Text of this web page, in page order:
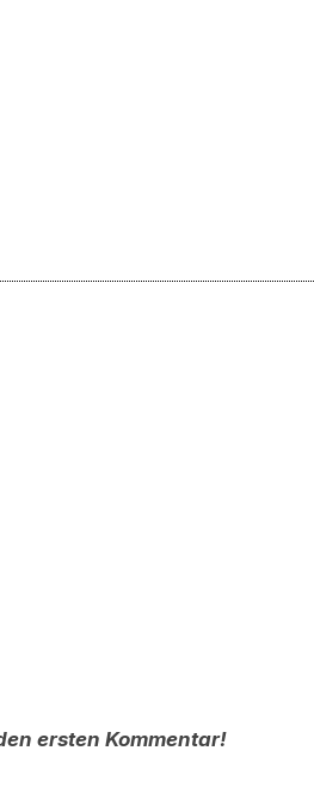
ersten Kommentar!